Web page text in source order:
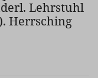
Lehrstuhl
Herrsching